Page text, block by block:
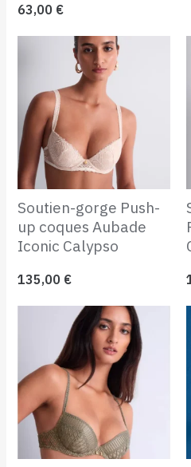
63,00 €
Soutien-gorge Push-
up coques Aubade
Iconic Calypso
135,00 €